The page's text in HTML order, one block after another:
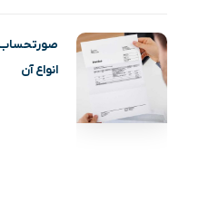
صورتحساب
انواع آن